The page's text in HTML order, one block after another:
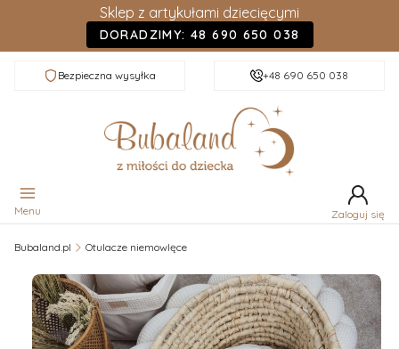
Sklep z artykułami dziecięcymi
DORADZIMY: 48 690 650 038
Bezpieczna wysyłka +48 690 650 038
Menu Zaloguj się
Bubaland.pl Otulacze niemowlęce